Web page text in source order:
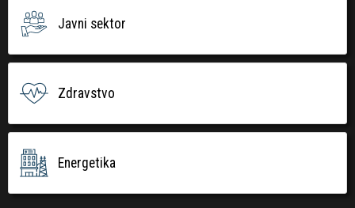
Javni sektor
Zdravstvo
Energetika